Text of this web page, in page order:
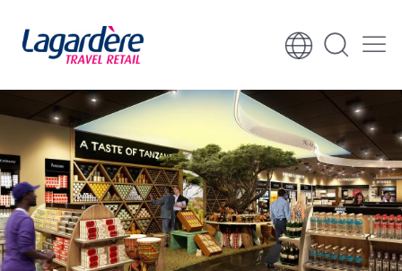
Aller au contenu